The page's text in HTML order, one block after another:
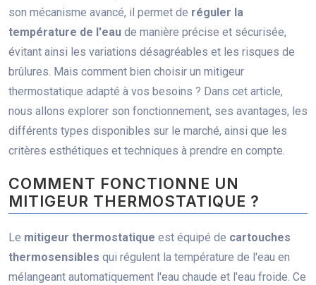
son mécanisme avancé, il permet de réguler la
température de l'eau de manière précise et sécurisée,
évitant ainsi les variations désagréables et les risques de
brûlures. Mais comment bien choisir un mitigeur
thermostatique adapté à vos besoins ? Dans cet article,
nous allons explorer son fonctionnement, ses avantages, les
différents types disponibles sur le marché, ainsi que les
critères esthétiques et techniques à prendre en compte.
COMMENT FONCTIONNE UN
MITIGEUR THERMOSTATIQUE ?
Le mitigeur thermostatique est équipé de cartouches
thermosensibles qui régulent la température de l'eau en
mélangeant automatiquement l'eau chaude et l'eau froide. Ce